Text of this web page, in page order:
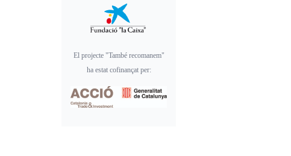
El projecte "També recomanem"
ha estat cofinançat per: